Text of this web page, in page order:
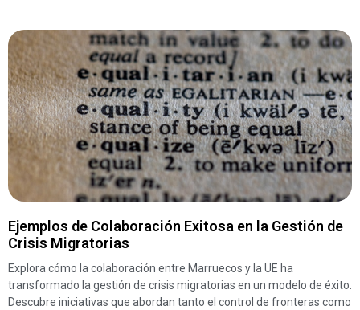
Ejemplos de Colaboración Exitosa en la Gestión de
Crisis Migratorias
Explora cómo la colaboración entre Marruecos y la UE ha
transformado la gestión de crisis migratorias en un modelo de éxito.
Descubre iniciativas que abordan tanto el control de fronteras como